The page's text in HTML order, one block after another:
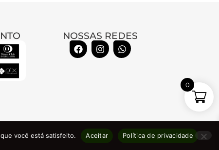
NOSSAS REDES
0001-74
0
você está satisfeito. Aceitar Política de privacidade